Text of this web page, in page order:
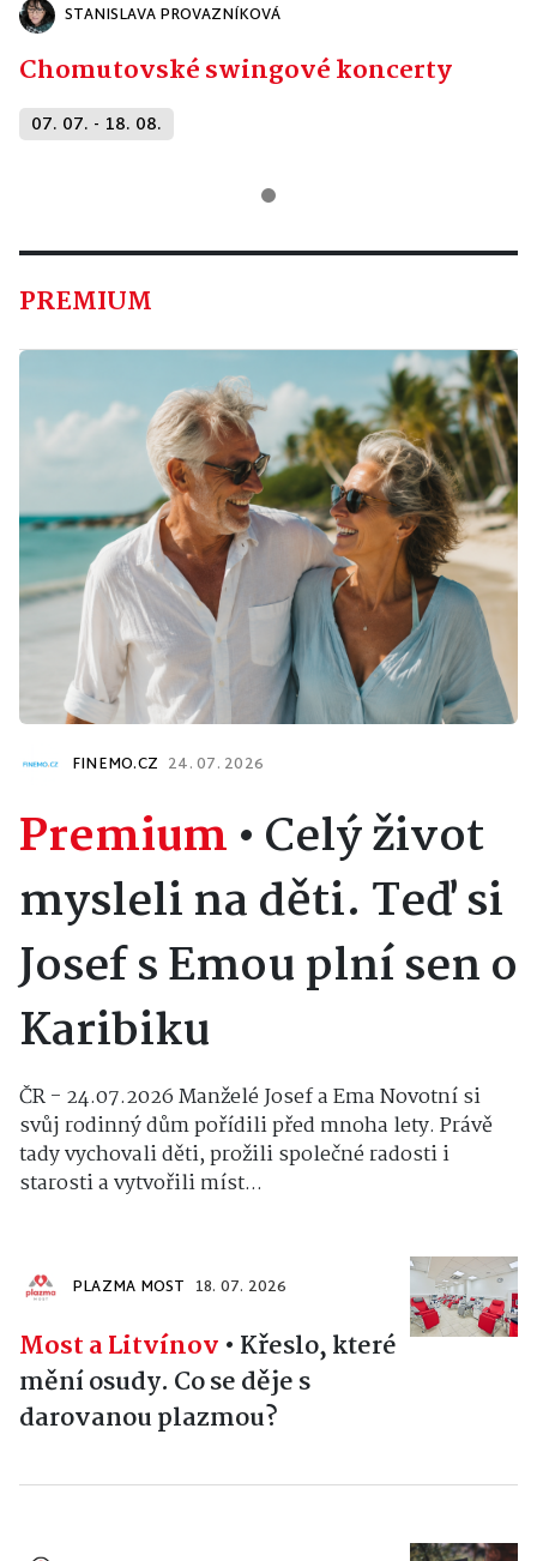
STANISLAVA PROVAZNÍKOVÁ
Chomutovské swingové koncerty
07. 07. - 18. 08.
PREMIUM
FINEMO.CZ 24. 07. 2026
Premium•Celý život
mysleli na děti. Teď si
Josef s Emou plní sen o
Karibiku
ČR - 24.07.2026 Manželé Josef a Ema Novotní si
svůj rodinný dům pořídili před mnoha lety. Právě
tady vychovali děti, prožili společné radosti i
starosti a vytvořili míst...
PLAZMA MOST 18. 07. 2026
Most a Litvínov • Křeslo, které
mění osudy. Co se děje s
darovanou plazmou?